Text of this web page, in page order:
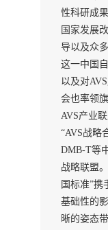
性科研成
国家发展
导以及众
这一中国
以及对
会也率领
AVS产业
“AVS战略
DMB-T等
战略联盟
国标准”
基础性的
晰的姿态